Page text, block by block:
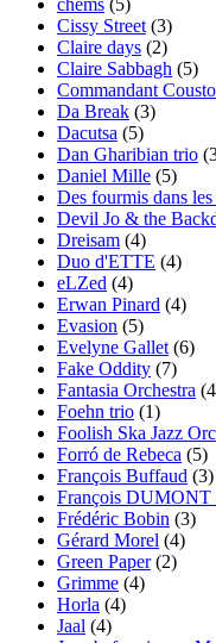
chems (5)
Cissy Street (3)
Claire days (2)
Claire Sabbagh (5)
Commandant
Da Break (3)
Dacutsa (5)
Dan Gharibian trio
Daniel Mille (5)
Des fourmis dans
Devil Jo & the
Dreisam (4)
Duo d'ETTE (4)
eLZed (4)
Erwan Pinard (4)
Evasion (5)
Evelyne Gallet (6)
Fake Oddity (7)
Fantasia Orchestra
Foehn trio (1)
Foolish Ska Jazz
Forró de Rebeca (5)
François Buffaud (3)
François
Frédéric Bobin (3)
Gérard Morel (4)
Green Paper(2)
Grimme (4)
Horla (4)
Jaal (4)